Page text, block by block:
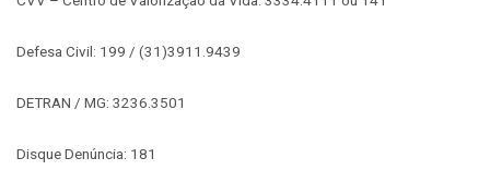
Defesa Civil: 199 / (31)3911.9439
DETRAN / MG: 3236.3501
Disque Denúncia: 181